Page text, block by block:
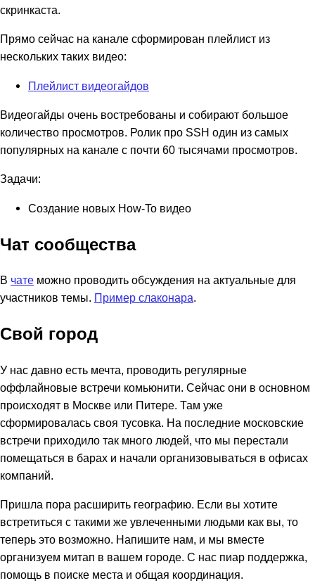
скринкаста.
Прямо сейчас на канале сформирован плейлист из
нескольких таких видео:
Плейлист видеогайдов
Видеогайды очень востребованы и собирают большое
количество просмотров. Ролик про SSH один из самых
популярных на канале с почти 60 тысячами просмотров.
Задачи:
Создание новых How-To видео
Чат сообщества
В чате можно проводить обсуждения на актуальные для
участников темы. Пример слаконара.
Свой город
У нас давно есть мечта, проводить регулярные
оффлайновые встречи комьюнити. Сейчас они в основном
происходят в Москве или Питере. Там уже
сформировалась своя тусовка. На последние московские
встречи приходило так много людей, что мы перестали
помещаться в барах и начали организовываться в офисах
компаний.
Пришла пора расширить географию. Если вы хотите
встретиться с такими же увлеченными людьми как вы, то
теперь это возможно. Напишите нам, и мы вместе
организуем митап в вашем городе. С нас пиар поддержка,
помощь в поиске места и общая координация.